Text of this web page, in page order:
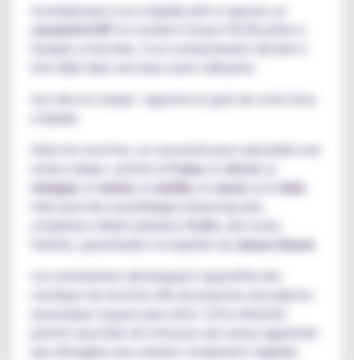
Contrairement à un e-liquide prêt à vapoter, un
concentré DIY
Son rôle est simple : apporter le goût de votre futur
e-liquide.
Selon les recettes, un concentré peut reproduire une
saveur unique, comme la
fraise citron
mangue
melon vanille cassis kiwi
fruits
fraîches, gourmandes ou inspirées du
classic blond
Les aromaticiens développent aujourd'hui des
centaines de recettes afin de proposer une palette
aromatique toujours plus riche. Cette diversité
permet aussi bien de retrouver une saveur appréciée
que d'imaginer une création totalement originale.